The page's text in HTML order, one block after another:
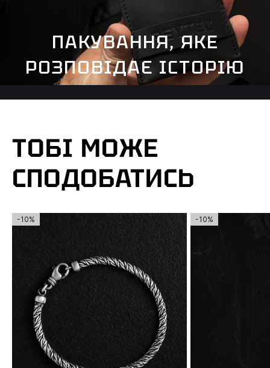
ПАКУВАННЯ, ЯКЕ
РОЗПОВІДАЄ ІСТОРІЮ
ТОБІ МОЖЕ
СПОДОБАТИСЬ
-10% -10%